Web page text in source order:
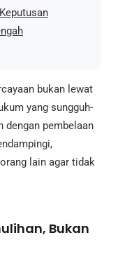
bukan lewat
yang sungguh-
dengan pembelaan
lain agar tidak
Bukan